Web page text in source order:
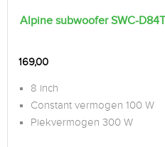
Alpine subwoofer SWC-
169,00
8 inch
Constant vermogen 100 W
Piekvermogen 300 W